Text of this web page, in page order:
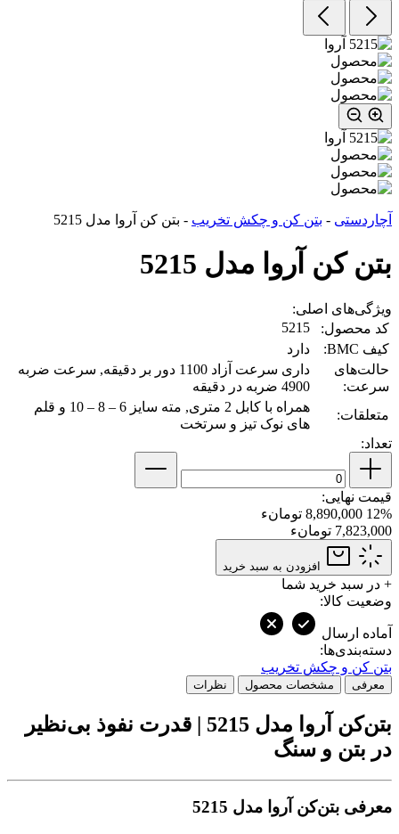
آچاردستی - بتن کن و چکش تخریب - بتن کن آروا مدل 5215
بتن کن آروا مدل 5215
ویژگی‌های اصلی:
کد محصول:
5215
کیف BMC:
دارد
حالت‌های
سرعت:
داری سرعت آزاد 1100 دور بر دقیقه, سرعت ضربه
4900 ضربه در دقیقه
متعلقات:
همراه با کابل 2 متری, مته سایز 6 – 8 – 10 و قلم
های نوک تیز و سرتخت
تعداد:
قیمت نهایی:
12% 8,890,000 تومانء
7,823,000 تومانء
افزودن به سبد خرید
+ در سبد خرید شما
وضعیت کالا:
آماده ارسال
دسته‌بندی‌ها:
بتن کن و چکش تخریب
معرفی مشخصات محصول نظرات
بتن‌کن آروا مدل 5215 | قدرت نفوذ بی‌نظیر
در بتن و سنگ
معرفی بتن‌کن آروا مدل 5215